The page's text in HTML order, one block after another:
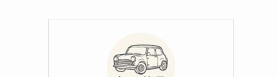
リ